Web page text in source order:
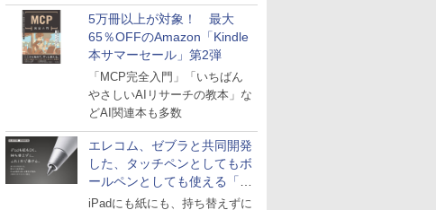
5万冊以上が対象！ 最大
65％OFFのAmazon「Kindle
本サマーセール」第2弾
「MCP完全入門」「いちばん
やさしいAIリサーチの教本」な
どAI関連本も多数
エレコム、ゼブラと共同開発
した、タッチペンとしてもボ
ールペンとしても使える「ス
タイラスツーウェイ」発売
iPadにも紙にも、持ち替えずに